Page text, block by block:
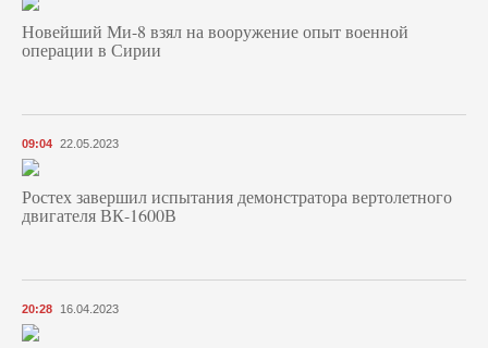
Новейший Ми-8 взял на вооружение опыт военной
операции в Сирии
09:04 22.05.2023
Ростех завершил испытания демонстратора вертолетного
двигателя ВК-1600В
20:28 16.04.2023